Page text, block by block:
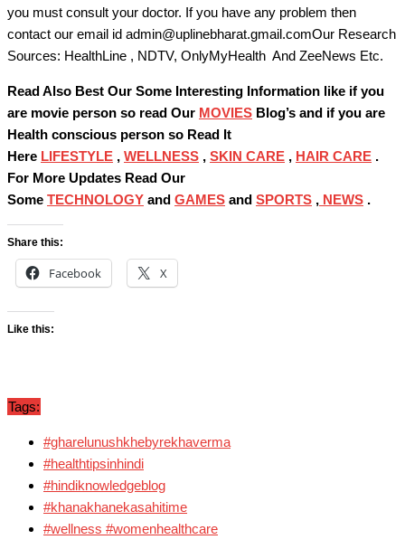
you must consult your doctor. If you have any problem then
contact our email id admin@uplinebharat.gmail.comOur Research
Sources: HealthLine , NDTV, OnlyMyHealth And ZeeNews Etc.
Read Also Best Our Some Interesting Information like if you
are movie person so read Our MOVIES Blog’s and if you are
Health conscious person so Read It
Here LIFESTYLE , WELLNESS , SKIN CARE , HAIR CARE .
For More Updates Read Our
Some TECHNOLOGY and GAMES and SPORTS , NEWS .
Share this:
Facebook X
Like this:
Tags:
#gharelunushkhebyrekhaverma
#healthtipsinhindi
#hindiknowledgeblog
#khanakhanekasahitime
#wellness #womenhealthcare